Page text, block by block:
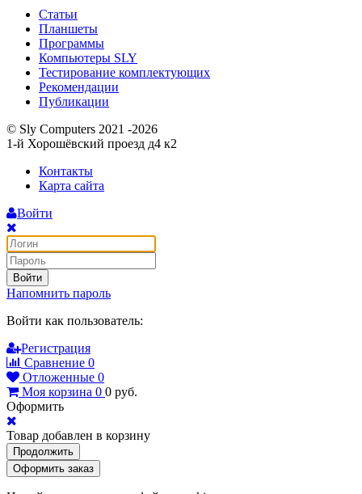
Статьи
Планшеты
Программы
Компьютеры SLY
Тестирование комплектующих
Рекомендации
Публикации
© Sly Computers 2021 -2026
1-й Хорошёвский проезд д4 к2
Контакты
Карта сайта
Войти
Войти
Напомнить пароль
Войти как пользователь:
Регистрация
Сравнение 0
Отложенные 0
Моя корзина 0 0 руб.
Оформить
Товар добавлен в корзину
Продолжить
Оформить заказ